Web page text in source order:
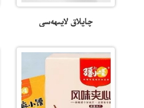
چاپلاق لايىھەسى